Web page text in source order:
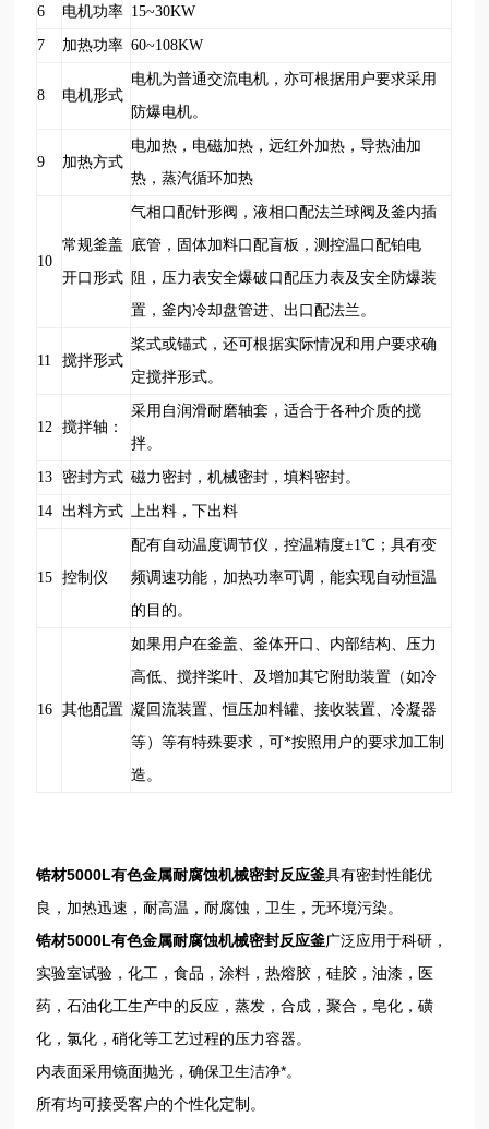
6 电机功率 15~30KW
7 加热功率 60~108KW
8 电机形式
电机为普通交流电机，亦可根据用户要求采用
防爆电机。
9 加热方式
电加热，电磁加热，远红外加热，导热油加
热，蒸汽循环加热
10
常规釜盖
开口形式
气相口配针形阀，液相口配法兰球阀及釜内插
底管，固体加料口配盲板，测控温口配铂电
阻，压力表安全爆破口配压力表及安全防爆装
置，釜内冷却盘管进、出口配法兰。
11 搅拌形式
桨式或锚式，还可根据实际情况和用户要求确
定搅拌形式。
12 搅拌轴：
采用自润滑耐磨轴套，适合于各种介质的搅
拌。
13 密封方式 磁力密封，机械密封，填料密封。
14 出料方式 上出料，下出料
15 控制仪
配有自动温度调节仪，控温精度±1℃ ；具有变
频调速功能，加热功率可调，能实现自动恒温
的目的。
16 其他配置
如果用户在釜盖、釜体开口、内部结构、压力
高低、搅拌桨叶、及增加其它附助装置（如冷
凝回流装置、恒压加料罐、接收装置、冷凝器
等）等有特殊要求，可*按照用户的要求加工制
造。
锆材5000L有色金属耐腐蚀机械密封反应釜具有密封性能优
良，加热迅速，耐高温，耐腐蚀，卫生，无环境污染。
锆材5000L有色金属耐腐蚀机械密封反应釜广泛应用于科研，
实验室试验，化工，食品，涂料，热熔胶，硅胶，油漆，医
药，石油化工生产中的反应，蒸发，合成，聚合，皂化，磺
化，氯化，硝化等工艺过程的压力容器。
内表面采用镜面抛光，确保卫生洁净*。
所有均可接受客户的个性化定制。